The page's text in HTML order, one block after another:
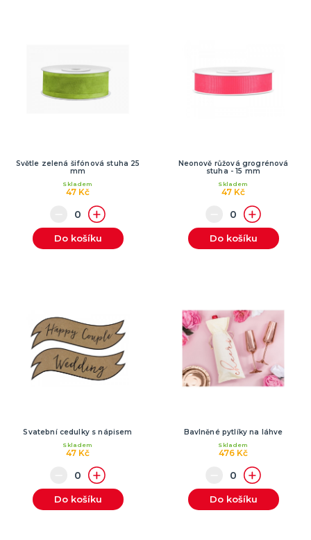
Světle zelená šifónová stuha 25
mm
47 Kč
Skladem
Do košíku
Neonově růžová grogrénová
stuha - 15 mm
47 Kč
Skladem
Do košíku
Svatební cedulky s nápisem
47 Kč
Skladem
Do košíku
Bavlněné pytlíky na láhve
476 Kč
Skladem
Do košíku